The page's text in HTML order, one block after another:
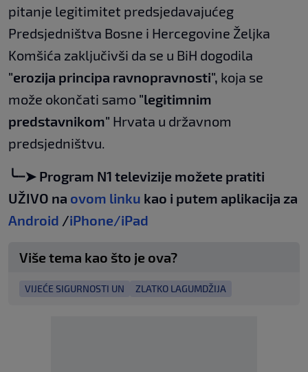
pitanje legitimitet predsjedavajućeg
Predsjedništva Bosne i Hercegovine Željka
Komšića zaključivši da se u BiH dogodila
"erozija principa ravnopravnosti", koja se
može okončati samo "legitimnim
predstavnikom" Hrvata u državnom
predsjedništvu.
╰┈➤ Program N1 televizije možete pratiti
UŽIVO na ovom linku kao i putem aplikacija za
Android /iPhone/iPad
Više tema kao što je ova?
VIJEĆE SIGURNOSTI UN ZLATKO LAGUMDŽIJA